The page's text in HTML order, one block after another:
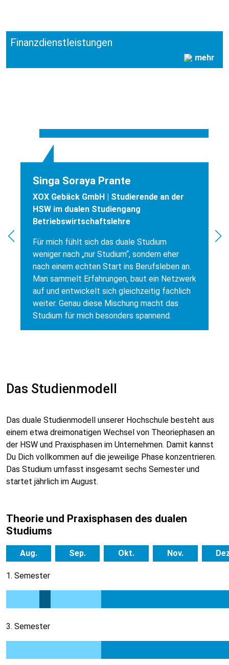
Finanzdienstleistungen
mehr
Singa Soraya Prante
XOX Gebäck GmbH | Studierende an der
HSW im dualen Studiengang
Betriebswirtschaftslehre
Für mich fühlt sich das duale Studium
weniger nach „nur Studium“, sondern eher
nach einem echten Start ins Berufsleben an.
Man sammelt Erfahrungen, baut ein Netzwerk
auf und entwickelt sich gleichzeitig fachlich
weiter. Genau diese Mischung macht das
Studium für mich besonders spannend.
Das Studienmodell
Das duale Studienmodell unserer Hochschule besteht aus
einem etwa dreimonatigen Wechsel von Theoriephasen an
der HSW und Praxisphasen im Unternehmen. Damit kannst
Du Dich vollkommen auf die jeweilige Phase konzentrieren.
Das Studium umfasst insgesamt sechs Semester und
startet jährlich im August.
Theorie und Praxisphasen des dualen
Studiums
Aug. Sep. Okt. Nov.
1. Semester
3. Semester